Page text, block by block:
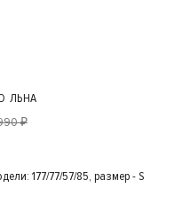
ЛЬНА
₽
177/77/57/85, размер - S